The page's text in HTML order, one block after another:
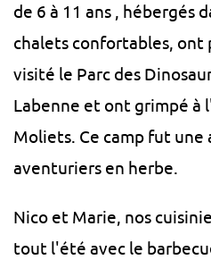
de 6 à 11 ans , hébergés
chalets confortables, ont
visité le Parc des
Labenne et ont grimpé à
Moliets. Ce camp fut une
aventuriers en herbe.
Nico et Marie, nos
tout l'été avec le